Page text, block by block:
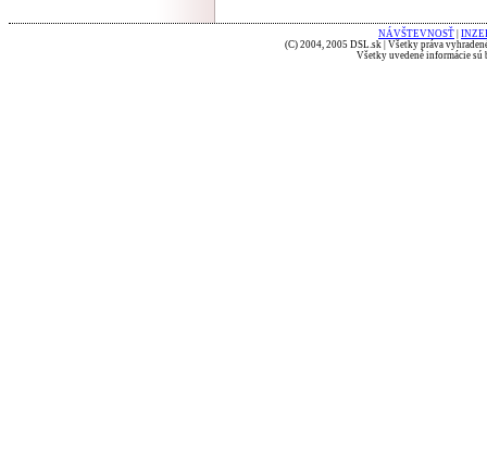
NÁVŠTEVNOSŤ
(C) 2004, 2005 DSL.sk | Všetky práva
Všetky uvedené informácie sú